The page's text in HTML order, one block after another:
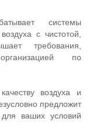
системы
с чистотой,
требования,
по
воздуха и
предложит
ваших условий